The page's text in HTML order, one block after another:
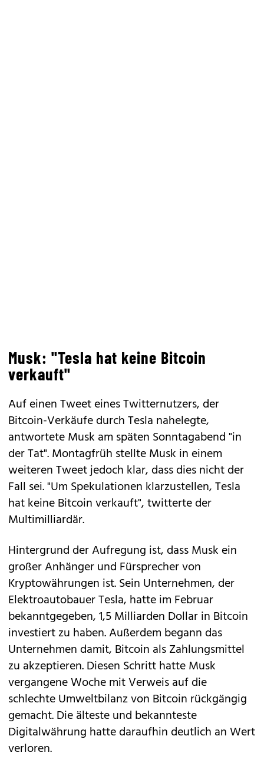
Musk: "Tesla hat keine Bitcoin
verkauft"
Auf einen Tweet eines Twitternutzers, der
Bitcoin-Verkäufe durch Tesla nahelegte,
antwortete Musk am späten Sonntagabend "in
der Tat". Montagfrüh stellte Musk in einem
weiteren Tweet jedoch klar, dass dies nicht der
Fall sei. "Um Spekulationen klarzustellen, Tesla
hat keine Bitcoin verkauft", twitterte der
Multimilliardär.
Hintergrund der Aufregung ist, dass Musk ein
großer Anhänger und Fürsprecher von
Kryptowährungen ist. Sein Unternehmen, der
Elektroautobauer Tesla, hatte im Februar
bekanntgegeben, 1,5 Milliarden Dollar in Bitcoin
investiert zu haben. Außerdem begann das
Unternehmen damit, Bitcoin als Zahlungsmittel
zu akzeptieren. Diesen Schritt hatte Musk
vergangene Woche mit Verweis auf die
schlechte Umweltbilanz von Bitcoin rückgängig
gemacht. Die älteste und bekannteste
Digitalwährung hatte daraufhin deutlich an Wert
verloren.